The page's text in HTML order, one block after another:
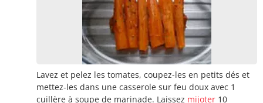
Lavez et pelez les tomates, coupez-les en petits dés et
mettez-les dans une casserole sur feu doux avec 1
cuillère à soupe de marinade. Laissez mijoter 10